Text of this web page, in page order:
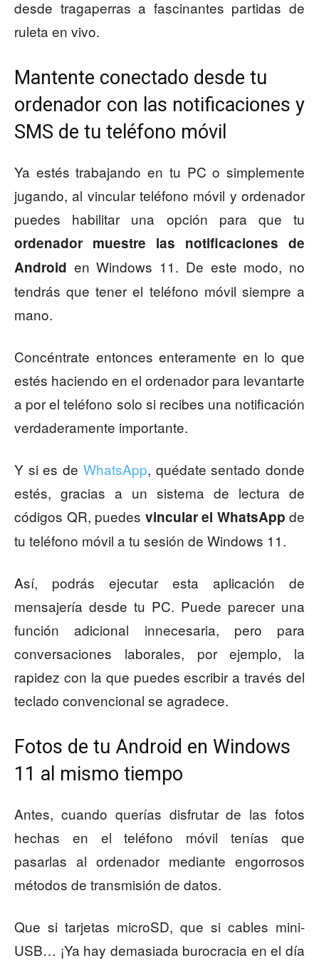
desde tragaperras a fascinantes partidas de
ruleta en vivo.
Mantente conectado desde tu
ordenador con las notificaciones y
SMS de tu teléfono móvil
Ya estés trabajando en tu PC o simplemente
jugando, al vincular teléfono móvil y ordenador
puedes habilitar una opción para que tu
ordenador muestre las notificaciones de
Android en Windows 11. De este modo, no
tendrás que tener el teléfono móvil siempre a
mano.
Concéntrate entonces enteramente en lo que
estés haciendo en el ordenador para levantarte
a por el teléfono solo si recibes una notificación
verdaderamente importante.
Y si es de WhatsApp, quédate sentado donde
estés, gracias a un sistema de lectura de
códigos QR, puedes vincular el WhatsApp de
tu teléfono móvil a tu sesión de Windows 11.
Así, podrás ejecutar esta aplicación de
mensajería desde tu PC. Puede parecer una
función adicional innecesaria, pero para
conversaciones laborales, por ejemplo, la
rapidez con la que puedes escribir a través del
teclado convencional se agradece.
Fotos de tu Android en Windows
11 al mismo tiempo
Antes, cuando querías disfrutar de las fotos
hechas en el teléfono móvil tenías que
pasarlas al ordenador mediante engorrosos
métodos de transmisión de datos.
Que si tarjetas microSD, que si cables mini-
USB… ¡Ya hay demasiada burocracia en el día